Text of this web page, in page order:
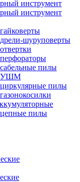
инструмент
инструмент
шуруповерты
пилы
УШМ
пилы
пилы